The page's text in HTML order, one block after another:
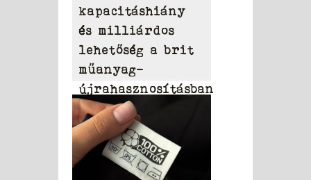
kapacitáshiány
és milliárdos
lehetőség a brit
műanyag-
újrahasznosításban